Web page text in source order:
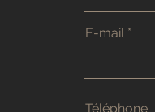
E-mail
Téléphone